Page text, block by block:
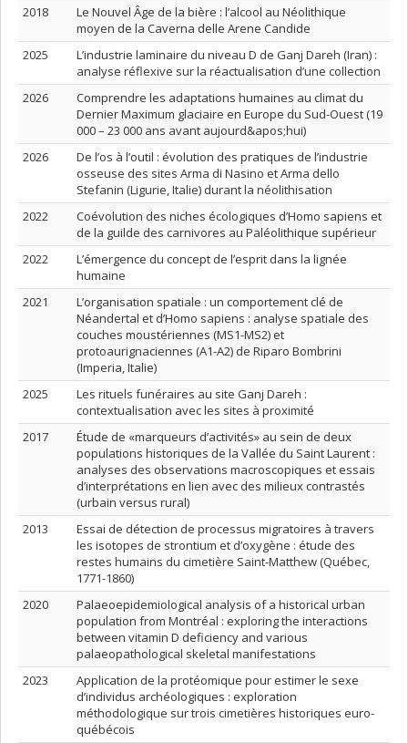
2018
Le Nouvel Âge de la bière : l’alcool au Néolithique
moyen de la Caverna delle Arene Candide
2025
L’industrie laminaire du niveau D de Ganj Dareh (Iran) :
analyse réflexive sur la réactualisation d’une collection
2026
Comprendre les adaptations humaines au climat du
Dernier Maximum glaciaire en Europe du Sud-Ouest (19
000 – 23 000 ans avant aujourd&apos;hui)
2026
De l’os à l’outil : évolution des pratiques de l’industrie
osseuse des sites Arma di Nasino et Arma dello
Stefanin (Ligurie, Italie) durant la néolithisation
2022
Coévolution des niches écologiques d’Homo sapiens et
de la guilde des carnivores au Paléolithique supérieur
2022
L’émergence du concept de l’esprit dans la lignée
humaine
2021
L’organisation spatiale : un comportement clé de
Néandertal et d’Homo sapiens : analyse spatiale des
couches moustériennes (MS1-MS2) et
protoaurignaciennes (A1-A2) de Riparo Bombrini
(Imperia, Italie)
2025
Les rituels funéraires au site Ganj Dareh :
contextualisation avec les sites à proximité
2017
Étude de «marqueurs d’activités» au sein de deux
populations historiques de la Vallée du Saint Laurent :
analyses des observations macroscopiques et essais
d’interprétations en lien avec des milieux contrastés
(urbain versus rural)
2013
Essai de détection de processus migratoires à travers
les isotopes de strontium et d’oxygène : étude des
restes humains du cimetière Saint-Matthew (Québec,
1771-1860)
2020
Palaeoepidemiological analysis of a historical urban
population from Montréal : exploring the interactions
between vitamin D deficiency and various
palaeopathological skeletal manifestations
2023
Application de la protéomique pour estimer le sexe
d’individus archéologiques : exploration
méthodologique sur trois cimetières historiques euro-
québécois